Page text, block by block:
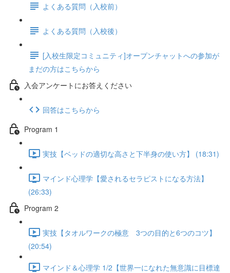
よくある質問（入校前）
よくある質問（入校後）
[入校生限定コミュニティ]オープンチャットへの参加が
まだの方はこちらから
入会アンケートにお答えください
回答はこちらから
Program 1
実技【ベッドの適切な高さと下半身の使い方】 (18:31)
マインド心理学【愛されるセラピストになる方法】
(26:33)
Program 2
実技【タオルワークの極意 3つの目的と6つのコツ】
(20:54)
マインド＆心理学 1/2【世界一になれた無意識に目標達